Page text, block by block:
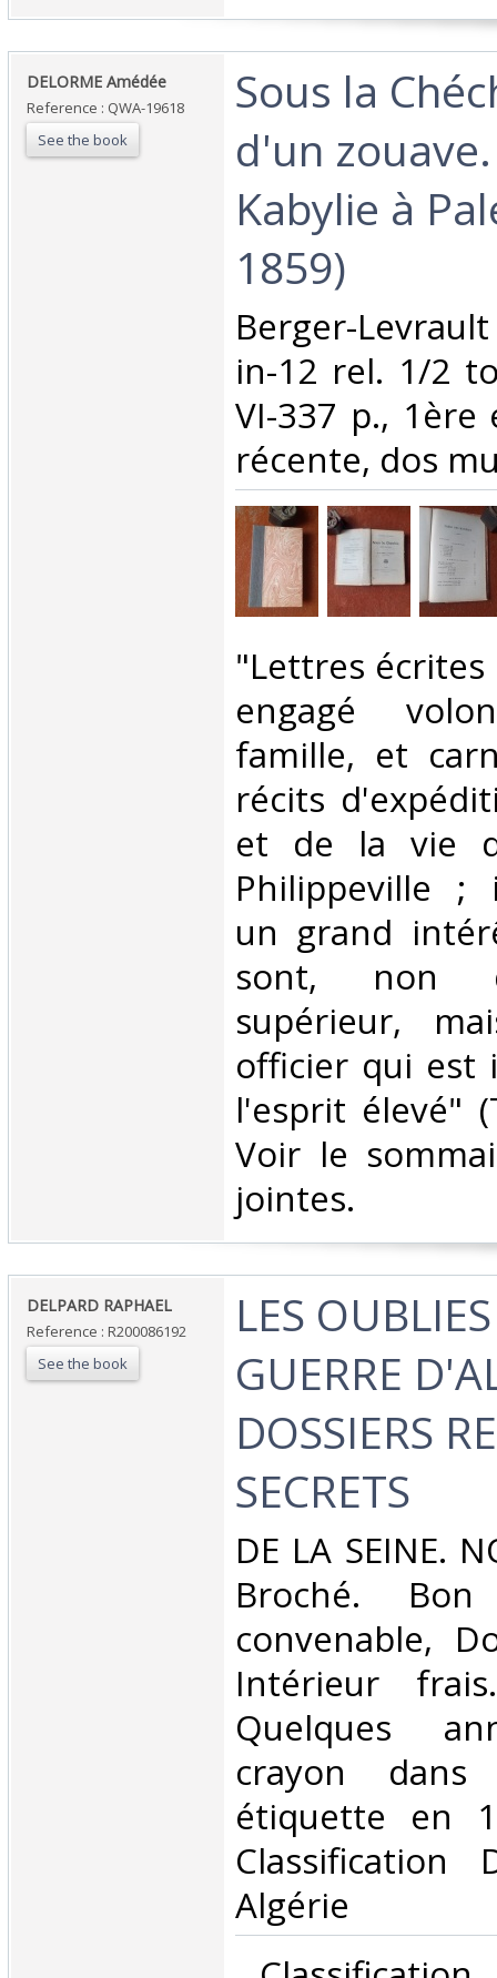
‎DELORME Amédée ‎
Reference : QWA-19618
See the book
‎Sous la
d'un
Kabylie à
1859) ‎
‎Berger-
in-12 rel. 1/2
VI-337 p.,
récente, dos
‎"Lettres écrites
engagé
famille, et
récits
et de la vie
Philippeville ;
un grand
sont, non
supérieur,
officier qui est
l'esprit élevé"
Voir le
jointes. ‎
‎DELPARD RAPHAEL‎
Reference : R200086192
See the book
‎LES
GUERRE
DOSSIERS
SECRETS‎
‎DE LA SEINE.
Broché.
convenable,
Intérieur
Quelques
crayon
étiquette en
Classification
Algérie‎